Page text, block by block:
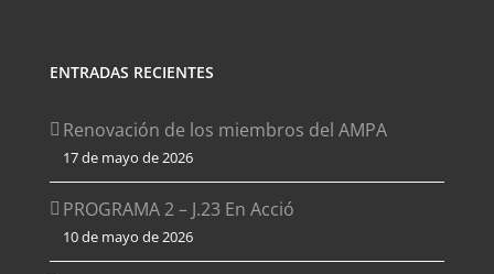
ENTRADAS RECIENTES
Renovación de los miembros del AMPA
17 de mayo de 2026
PROGRAMA 2 – J.23 En Acció
10 de mayo de 2026